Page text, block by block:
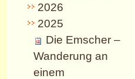
2026
2025
Die Emscher –
Wanderung an
einem